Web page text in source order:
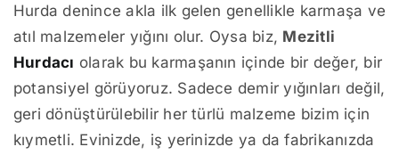
Hurda denince akla ilk gelen genellikle karmaşa ve
atıl malzemeler yığını olur. Oysa biz, Mezitli
Hurdacı olarak bu karmaşanın içinde bir değer, bir
potansiyel görüyoruz. Sadece demir yığınları değil,
geri dönüştürülebilir her türlü malzeme bizim için
kıymetli. Evinizde, iş yerinizde ya da fabrikanızda